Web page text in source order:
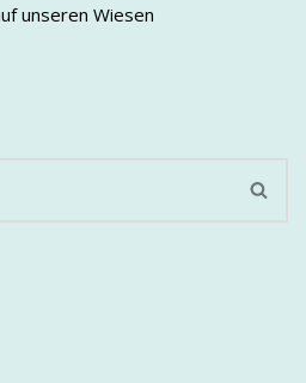
unseren Wiesen